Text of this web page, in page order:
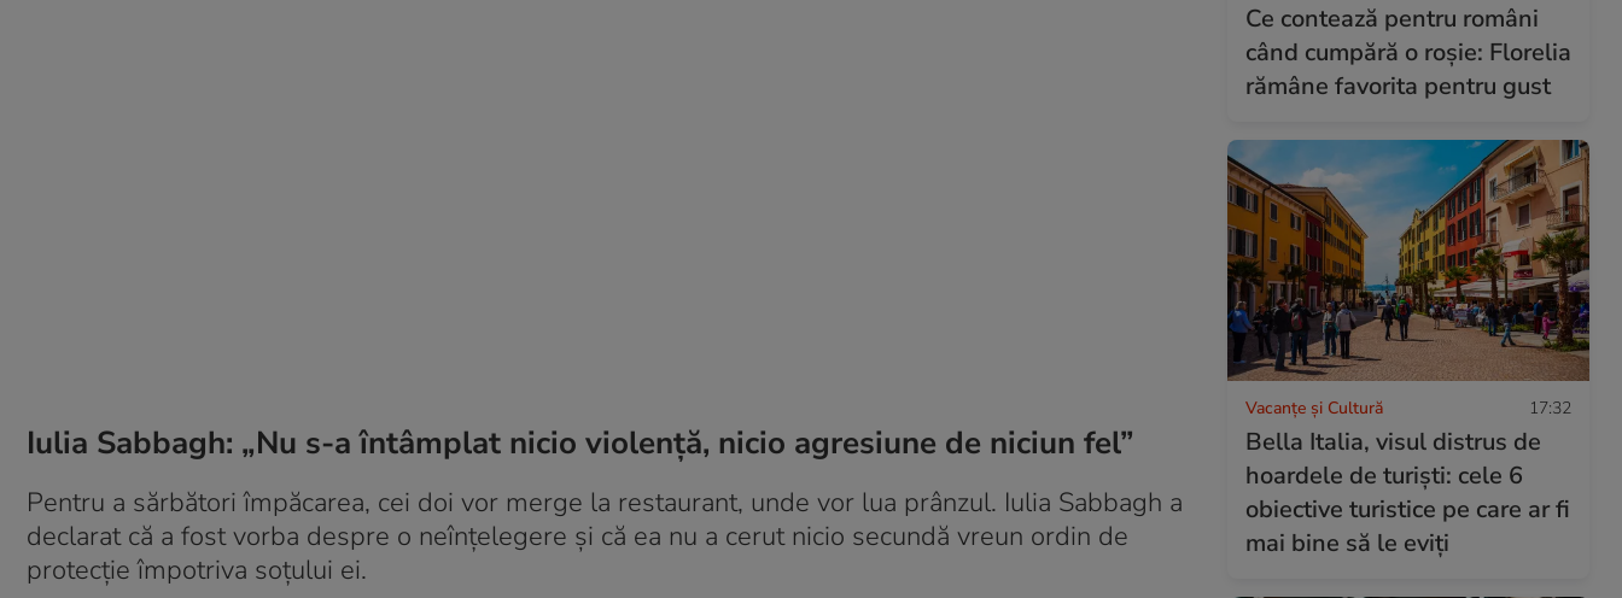
Iulia Sabbagh: „Nu s-a întâmplat nicio violență, nicio agresiune de niciun fel”
Pentru a sărbători împăcarea, cei doi vor merge la restaurant, unde vor lua prânzul. Iulia Sabbagh a
declarat că a fost vorba despre o neînțelegere și că ea nu a cerut nicio secundă vreun ordin de
protecție împotriva soțului ei.
Ce contează pentru români
când cumpără o roșie: Florelia
rămâne favorita pentru gust
Vacanțe și Cultură 17:32
Bella Italia, visul distrus de
hoardele de turiști: cele 6
obiective turistice pe care ar fi
mai bine să le eviți